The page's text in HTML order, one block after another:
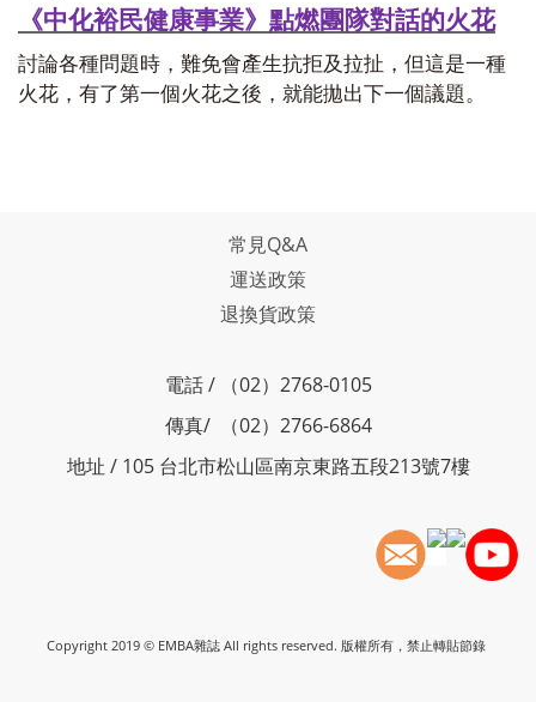
《中化裕民健康事業》點燃團隊對話的火花
討論各種問題時，難免會產生抗拒及拉扯，但這是一種
火花，有了第一個火花之後，就能拋出下一個議題。
常見Q&A
運送政策
退換貨政策
電話 / （02）2768-0105
傳真/ （02）2766-6864
地址 / 105 台北市松山區南京東路五段213號7樓
Copyright 2019 © EMBA雜誌 All rights reserved. 版權所有，禁止轉貼節錄